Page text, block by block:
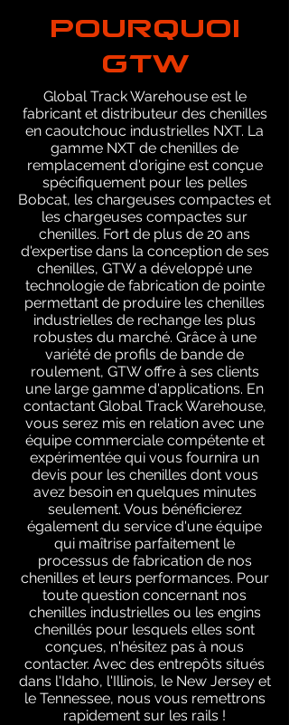
POURQUOI
GTW
Global Track Warehouse est le
fabricant et distributeur des chenilles
en caoutchouc industrielles NXT. La
gamme NXT de chenilles de
remplacement d'origine est conçue
spécifiquement pour les pelles
Bobcat, les chargeuses compactes et
les chargeuses compactes sur
chenilles. Fort de plus de 20 ans
d'expertise dans la conception de ses
chenilles, GTW a développé une
technologie de fabrication de pointe
permettant de produire les chenilles
industrielles de rechange les plus
robustes du marché. Grâce à une
variété de profils de bande de
roulement, GTW offre à ses clients
une large gamme d'applications. En
contactant Global Track Warehouse,
vous serez mis en relation avec une
équipe commerciale compétente et
expérimentée qui vous fournira un
devis pour les chenilles dont vous
avez besoin en quelques minutes
seulement. Vous bénéficierez
également du service d'une équipe
qui maîtrise parfaitement le
processus de fabrication de nos
chenilles et leurs performances. Pour
toute question concernant nos
chenilles industrielles ou les engins
chenillés pour lesquels elles sont
conçues, n'hésitez pas à nous
contacter. Avec des entrepôts situés
dans l'Idaho, l'Illinois, le New Jersey et
le Tennessee, nous vous remettrons
rapidement sur les rails !